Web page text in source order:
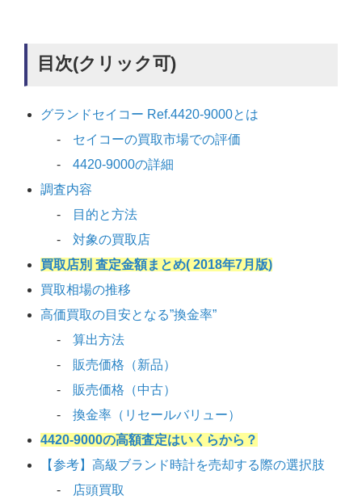
目次(クリック可)
グランドセイコー Ref.4420-9000とは
セイコーの買取市場での評価
4420-9000の詳細
調査内容
目的と方法
対象の買取店
買取店別 査定金額まとめ( 2018年7月版)
買取相場の推移
高価買取の目安となる”換金率”
算出方法
販売価格（新品）
販売価格（中古）
換金率（リセールバリュー）
4420-9000の高額査定はいくらから？
【参考】高級ブランド時計を売却する際の選択肢
店頭買取